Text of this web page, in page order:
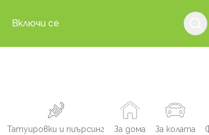
Включи се
Татуировки и пиърсинг За дома За колата